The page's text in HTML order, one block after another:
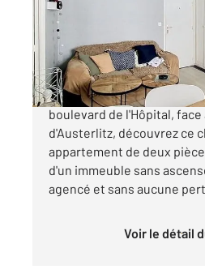
Appartement F2 à
305 000 €
Quartier Jardin des Plantes
boulevard de l'Hôpital, face
d'Austerlitz, découvrez ce
appartement de deux
d'un immeuble sans
agencé et sans aucune
Voir le détail